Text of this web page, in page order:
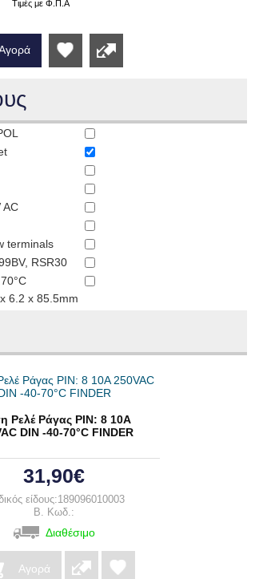
Τιμές με Φ.Π.Α
Wishlist
AC
terminals
RSR30
6.2 x 85.5mm
Ρελέ Ράγας PIN: 8 10A
DIN -40-70°C FINDER
31,90€
είδους:189096010003
B. Κωδ.:
Διαθέσιμο
Αγορά